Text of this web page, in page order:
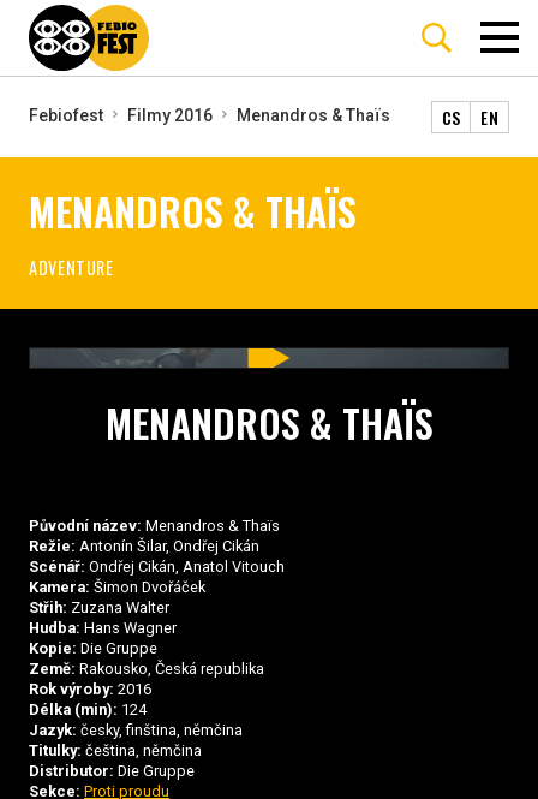
Febiofest Filmy 2016 Menandros & Thaïs CS EN
MENANDROS & THAÏS
ADVENTURE
MENANDROS & THAÏS
Původní název: Menandros & Thaïs
Režie: Antonín Šilar, Ondřej Cikán
Scénář: Ondřej Cikán, Anatol Vitouch
Kamera: Šimon Dvořáček
Střih: Zuzana Walter
Hudba: Hans Wagner
Kopie: Die Gruppe
Země: Rakousko, Česká republika
Rok výroby: 2016
Délka (min): 124
Jazyk: česky, finština, němčina
Titulky: čeština, němčina
Distributor: Die Gruppe
Sekce: Proti proudu